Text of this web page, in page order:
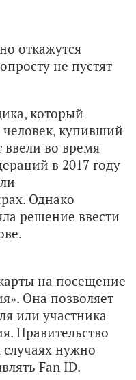
откажутся
не пустят
который
купивший
во время
в 2017 году
Однако
решение ввести
на посещение
Она позволяет
или участника
Правительство
случаях нужно
Fan ID.